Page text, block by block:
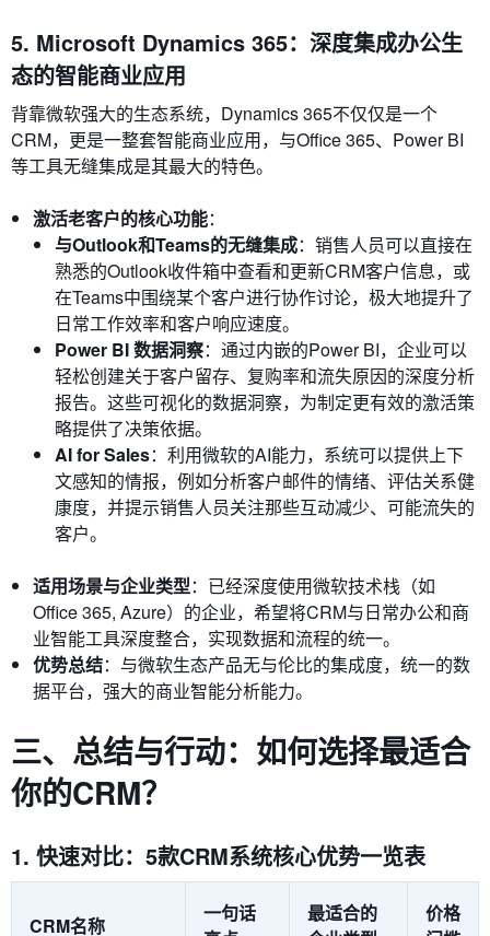
5. Microsoft Dynamics 365：深度集成办公生
态的智能商业应用
背靠微软强大的生态系统，Dynamics 365不仅仅是一个
CRM，更是一整套智能商业应用，与Office 365、Power BI
等工具无缝集成是其最大的特色。
激活老客户的核心功能：
与Outlook和Teams的无缝集成：销售人员可以直接在
熟悉的Outlook收件箱中查看和更新CRM客户信息，或
在Teams中围绕某个客户进行协作讨论，极大地提升了
日常工作效率和客户响应速度。
Power BI 数据洞察：通过内嵌的Power BI，企业可以
轻松创建关于客户留存、复购率和流失原因的深度分析
报告。这些可视化的数据洞察，为制定更有效的激活策
略提供了决策依据。
AI for Sales：利用微软的AI能力，系统可以提供上下
文感知的情报，例如分析客户邮件的情绪、评估关系健
康度，并提示销售人员关注那些互动减少、可能流失的
客户。
适用场景与企业类型：已经深度使用微软技术栈（如
Office 365, Azure）的企业，希望将CRM与日常办公和商
业智能工具深度整合，实现数据和流程的统一。
优势总结：与微软生态产品无与伦比的集成度，统一的数
据平台，强大的商业智能分析能力。
三、总结与行动：如何选择最适合
你的CRM？
1. 快速对比：5款CRM系统核心优势一览表
CRM名称
一句话
最适合的
价格